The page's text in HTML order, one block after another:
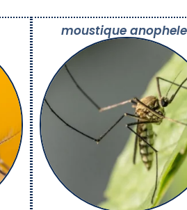
moustique